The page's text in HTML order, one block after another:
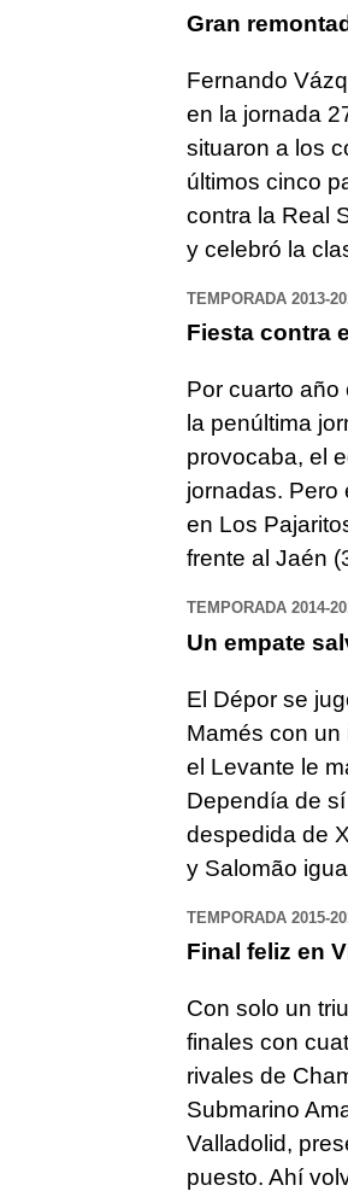
Gran
Fernando
en la jornada
situaron a los
últimos cinco
contra la Real
y celebró la
TEMPORADA 2013-
Fiesta contra
Por cuarto
la penúltima
provocaba, el
jornadas. Pero
en Los
frente al Jaén
TEMPORADA 2014-
Un empate
El Dépor se
Mamés con un
el Levante le
Dependía de
despedida de
y Salomão
TEMPORADA 2015-
Final feliz en
Con solo un
finales con
rivales de
Submarino
Valladolid,
puesto. Ahí